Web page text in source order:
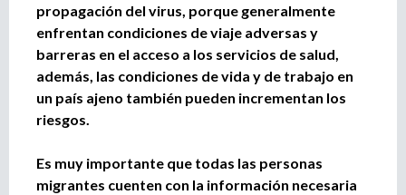
propagación del virus, porque generalmente
enfrentan condiciones de viaje adversas y
barreras en el acceso a los servicios de salud,
además, las condiciones de vida y de trabajo en
un país ajeno también pueden incrementan los
riesgos.
Es muy importante que todas las personas
migrantes cuenten con la información necesaria